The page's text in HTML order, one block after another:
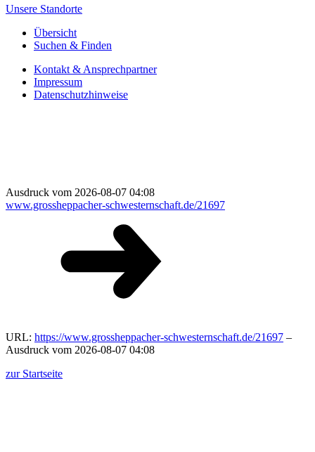
Unsere Standorte
Übersicht
Suchen & Finden
Kontakt & Ansprechpartner
Impressum
Datenschutzhinweise
Ausdruck vom 2026-08-07 04:08
www.grossheppacher-schwesternschaft.de/21697
URL: https://www.grossheppacher-schwesternschaft.de/21697 –
Ausdruck vom 2026-08-07 04:08
zur Startseite